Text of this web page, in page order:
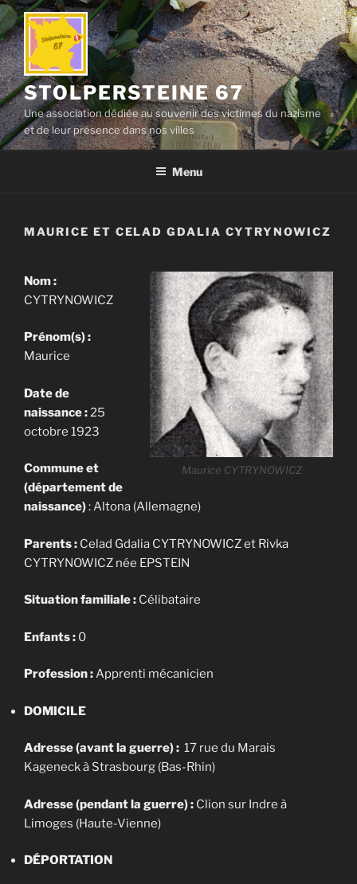
Aller
au
contenu
principal
STOLPERSTEINE 67
Une association dédiée au souvenir des victimes du nazisme
et de leur présence dans nos villes
Menu
MAURICE ET CELAD GDALIA CYTRYNOWICZ
Maurice CYTRYNOWICZ
Nom :
CYTRYNOWICZ
Prénom(s) :
Maurice
Date de
naissance : 25
octobre 1923
Commune et
(département de
naissance): Altona (Allemagne)
Parents : Celad Gdalia CYTRYNOWICZ et Rivka
CYTRYNOWICZ née EPSTEIN
Situation familiale : Célibataire
Enfants : 0
Profession :Apprenti mécanicien
DOMICILE
Adresse (avant la guerre) : 17 rue du Marais
Kageneck à Strasbourg (Bas-Rhin)
Adresse (pendant la guerre) : Clion sur Indre à
Limoges (Haute-Vienne)
DÉPORTATION